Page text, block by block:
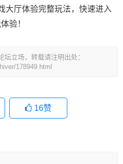
大厅体验完整玩法，快速进入
验！
立场，转载请注明出处：
178949.html
16赞